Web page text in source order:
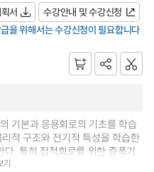
서
수강안내 및 수강신청
을 위해서는 수강신청이 필요합니다
기본과 응용회로의 기초를 학습
적 구조와 전기적 특성을 학습한
. 특히 집적회로를 위한 증폭기
기